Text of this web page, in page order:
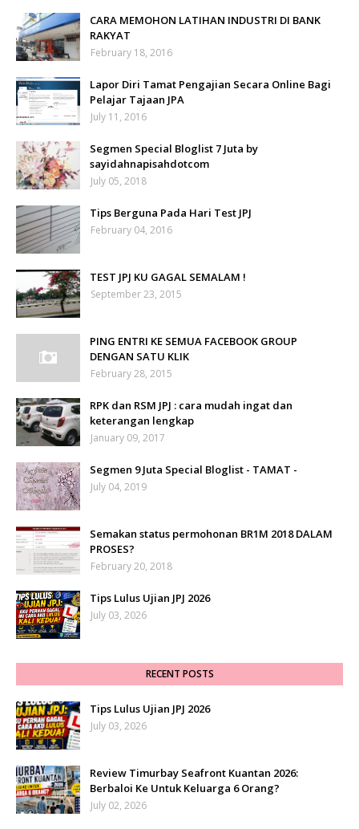
CARA MEMOHON LATIHAN INDUSTRI DI BANK
RAKYAT
February 18, 2016
Lapor Diri Tamat Pengajian Secara Online Bagi
Pelajar Tajaan JPA
July 11, 2016
Segmen Special Bloglist 7 Juta by
sayidahnapisahdotcom
July 05, 2018
Tips Berguna Pada Hari Test JPJ
February 04, 2016
TEST JPJ KU GAGAL SEMALAM !
September 23, 2015
PING ENTRI KE SEMUA FACEBOOK GROUP
DENGAN SATU KLIK
February 28, 2015
RPK dan RSM JPJ : cara mudah ingat dan
keterangan lengkap
January 09, 2017
Segmen 9 Juta Special Bloglist - TAMAT -
July 04, 2019
Semakan status permohonan BR1M 2018 DALAM
PROSES?
February 20, 2018
Tips Lulus Ujian JPJ 2026
July 03, 2026
RECENT POSTS
Tips Lulus Ujian JPJ 2026
July 03, 2026
Review Timurbay Seafront Kuantan 2026:
Berbaloi Ke Untuk Keluarga 6 Orang?
July 02, 2026